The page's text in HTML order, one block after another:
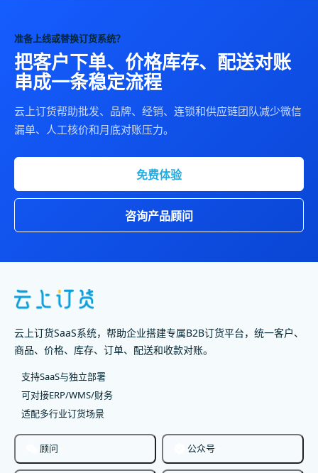
准备上线或替换订货系统？
把客户下单、价格库存、配送对账
串成一条稳定流程
云上订货帮助批发、品牌、经销、连锁和供应链团队减少微信
漏单、人工核价和月底对账压力。
免费体验
咨询产品顾问
云上订货SaaS系统，帮助企业搭建专属B2B订货平台，统一客户、
商品、价格、库存、订单、配送和收款对账。
支持SaaS与独立部署
可对接ERP/WMS/财务
适配多行业订货场景
顾问 公众号